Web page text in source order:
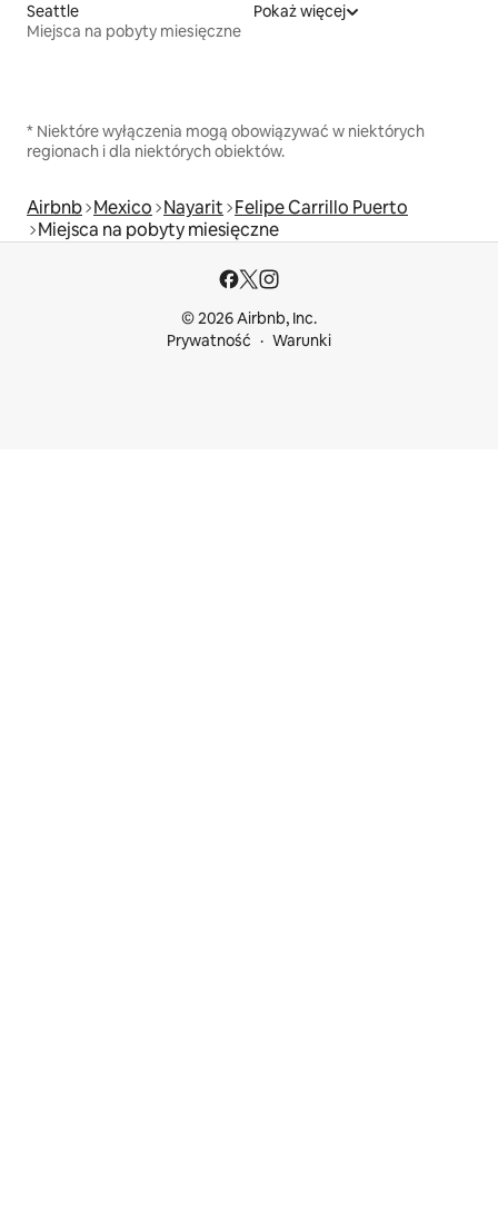
Seattle
Miejsca na pobyty miesięczne
Pokaż więcej
* Niektóre wyłączenia mogą obowiązywać w niektórych
regionach i dla niektórych obiektów.
Airbnb Mexico Nayarit Felipe Carrillo Puerto
Miejsca na pobyty miesięczne
© 2026 Airbnb, Inc.
Prywatność
Warunki